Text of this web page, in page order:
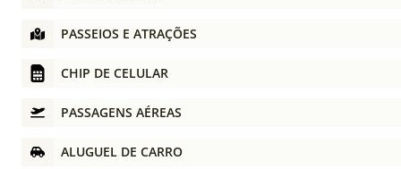
PASSEIOS E ATRAÇÕES
CHIP DE CELULAR
PASSAGENS AÉREAS
ALUGUEL DE CARRO